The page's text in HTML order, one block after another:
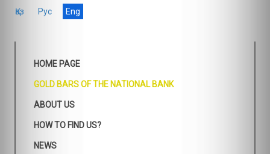
Қаз Рус Eng
HOME PAGE
GOLD BARS OF THE NATIONAL BANK
ABOUT US
HOW TO FIND US?
NEWS